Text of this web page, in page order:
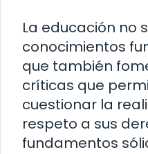
La educación no
conocimientos
que también
críticas que
cuestionar la
respeto a sus
fundamentos